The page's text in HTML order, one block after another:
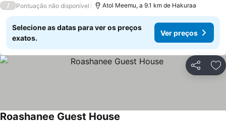
/ Pontuação não disponível Atol Meemu, a 9.1 km de Hakuraa
Selecione as datas para ver os preços
exatos.
Ver preços
Partilhar
Roashanee Guest House